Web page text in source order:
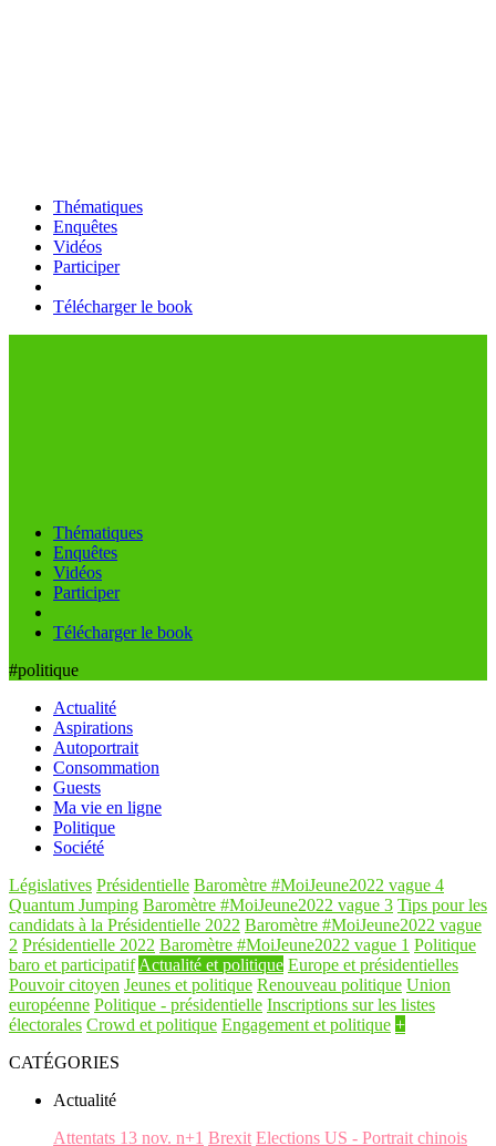
Thématiques
Enquêtes
Vidéos
Participer
Télécharger le book
Thématiques
Enquêtes
Vidéos
Participer
Télécharger le book
#politique
Actualité
Aspirations
Autoportrait
Consommation
Guests
Ma vie en ligne
Politique
Société
Législatives Présidentielle Baromètre #MoiJeune2022 vague 4
Quantum Jumping Baromètre #MoiJeune2022 vague 3 Tips pour les
candidats à la Présidentielle 2022 Baromètre #MoiJeune2022 vague
2 Présidentielle 2022 Baromètre #MoiJeune2022 vague 1 Politique
baro et participatif Actualité et politique Europe et présidentielles
Pouvoir citoyen Jeunes et politique Renouveau politique Union
européenne Politique - présidentielle Inscriptions sur les listes
électorales Crowd et politique Engagement et politique +
CATÉGORIES
Actualité
Attentats 13 nov. n+1 Brexit Elections US - Portrait chinois